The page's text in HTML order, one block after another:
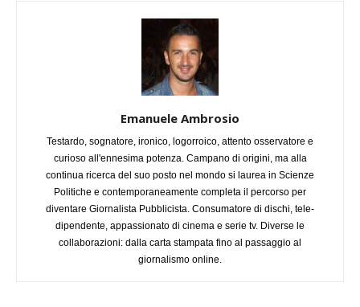
Emanuele Ambrosio
Testardo, sognatore, ironico, logorroico, attento osservatore e
curioso all'ennesima potenza. Campano di origini, ma alla
continua ricerca del suo posto nel mondo si laurea in Scienze
Politiche e contemporaneamente completa il percorso per
diventare Giornalista Pubblicista. Consumatore di dischi, tele-
dipendente, appassionato di cinema e serie tv. Diverse le
collaborazioni: dalla carta stampata fino al passaggio al
giornalismo online.